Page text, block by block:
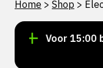
Home > Shop >
Voor 15:00